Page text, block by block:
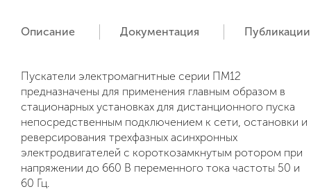
Описание Документация Публикации
Пускатели электромагнитные серии ПМ12
предназначены для применения главным образом в
стационарных установках для дистанционного пуска
непосредственным подключением к сети, остановки и
реверсирования трехфазных асинхронных
электродвигателей с короткозамкнутым ротором при
напряжении до 660 В переменного тока частоты 50 и
60 Гц.